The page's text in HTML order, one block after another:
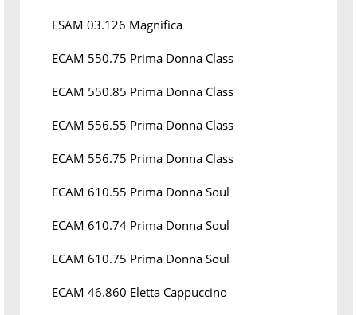
ESAM 03.126 Magnifica
ECAM 550.75 Prima Donna Class
ECAM 550.85 Prima Donna Class
ECAM 556.55 Prima Donna Class
ECAM 556.75 Prima Donna Class
ECAM 610.55 Prima Donna Soul
ECAM 610.74 Prima Donna Soul
ECAM 610.75 Prima Donna Soul
ECAM 46.860 Eletta Cappuccino